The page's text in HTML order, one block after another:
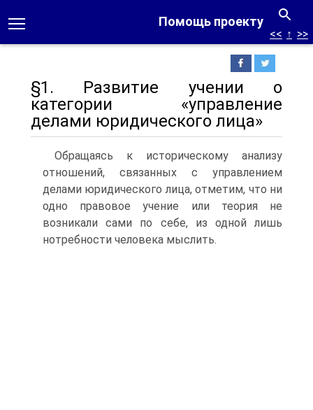
Помощь проекту
<< ↑ >>
§1. Развитие учении о
категории «управление
делами юридического лица»
Обращаясь к историческому анализу
отношений, связанных с управлением
делами юридического лица, отметим, что ни
одно правовое учение или теория не
возникали сами по себе, из одной лишь
нотребности человека мыслить.